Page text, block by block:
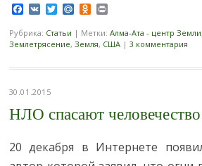
Facebook
VKTwitterMail.RuOdnoklassniki
Print
Рубрика: Статьи | Метки: Алма-Ата - центр Земли,
Землетрясение, Земля, США | 3 комментария
30.01.2015
НЛО спасают человечество
20 декабря в Интернете